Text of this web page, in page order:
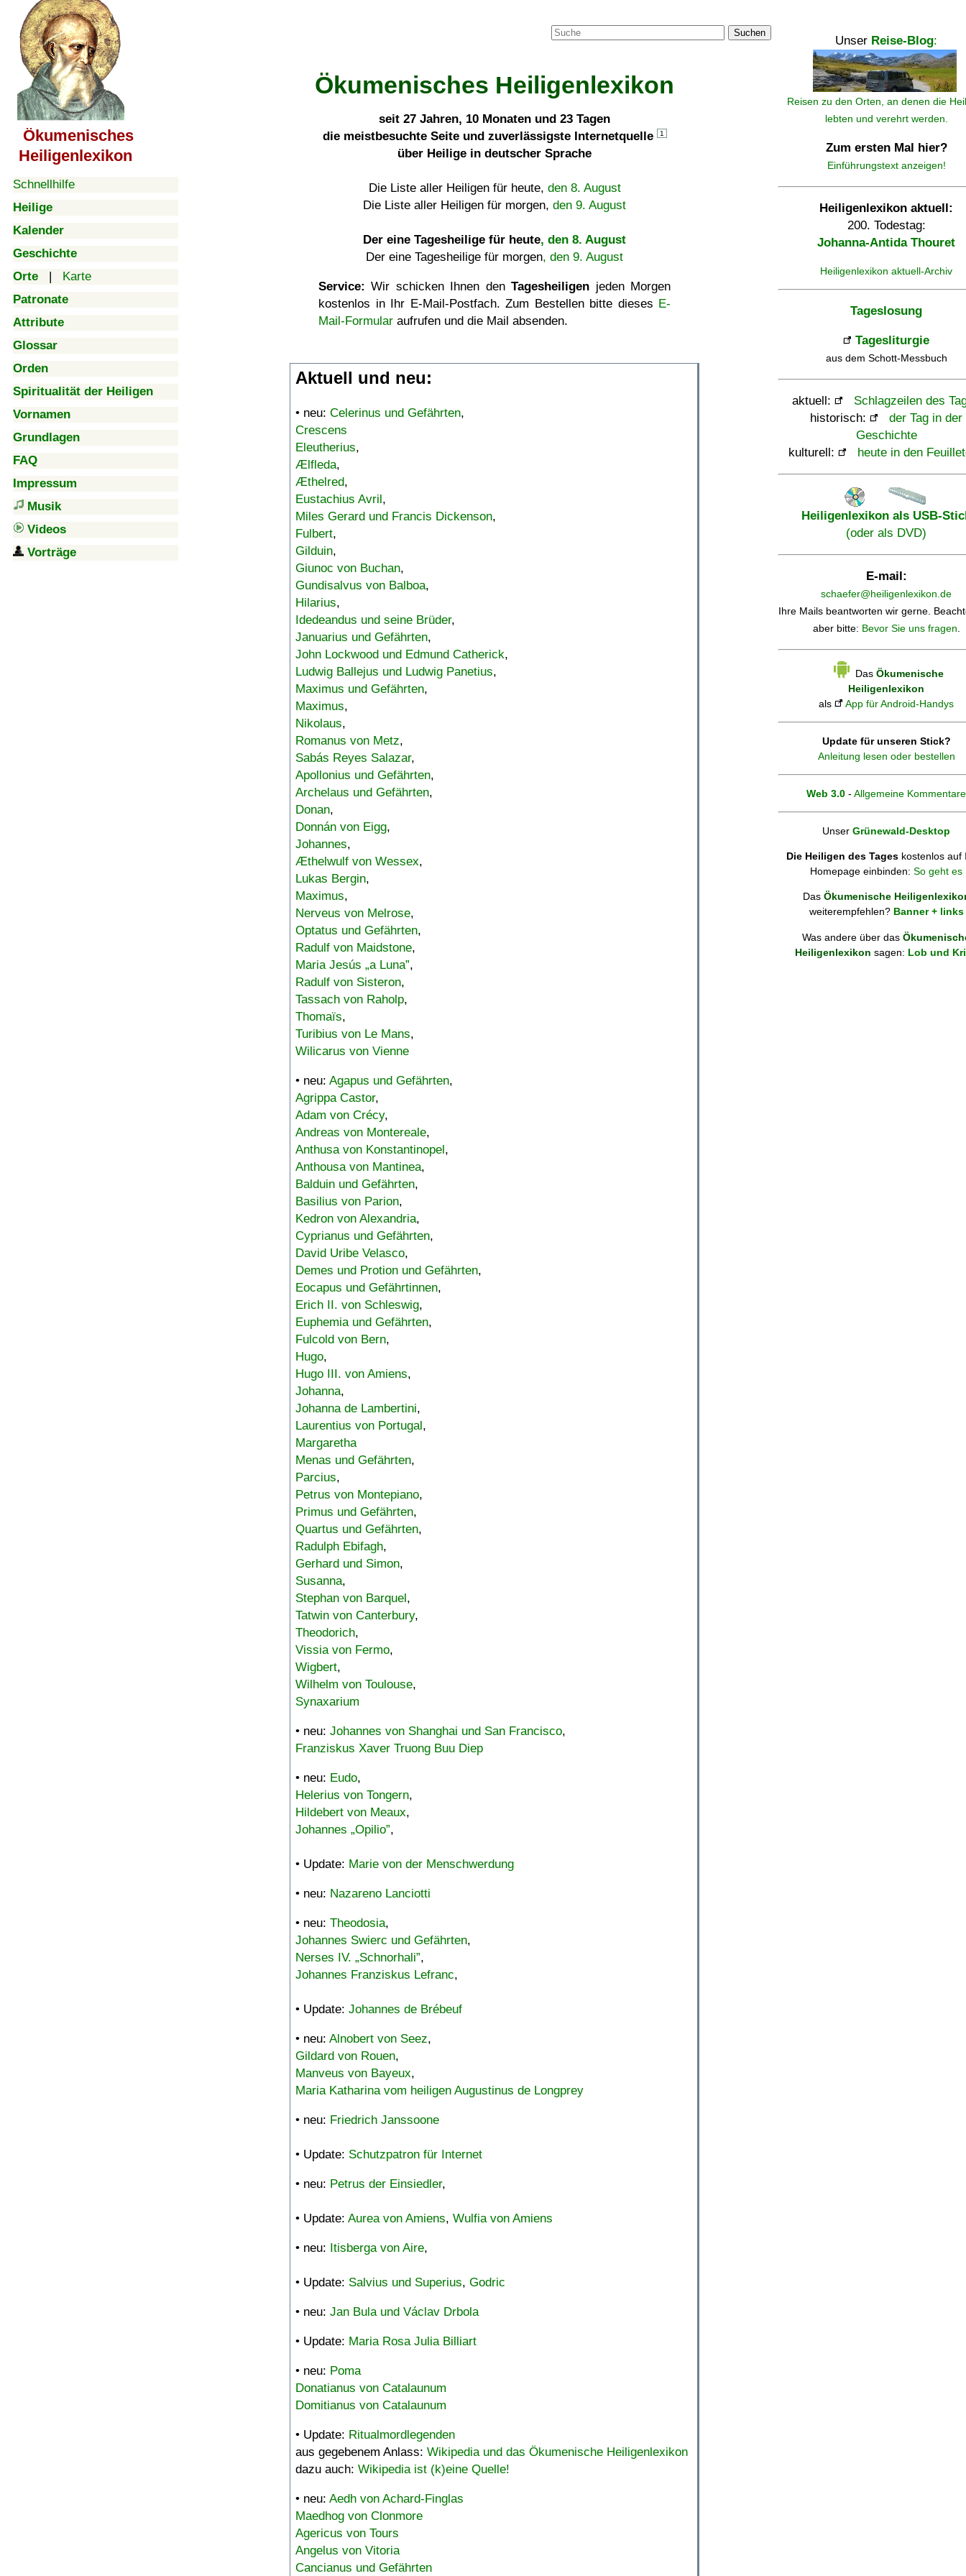
Ökumenisches
Heiligenlexikon
Schnellhilfe
Heilige
Kalender
Geschichte
Orte | Karte
Patronate
Attribute
Glossar
Orden
Spiritualität der Heiligen
Vornamen
Grundlagen
FAQ
Impressum
Musik
Videos
Vorträge
Suchen
Ökumenisches Heiligenlexikon
seit 27 Jahren, 10 Monaten und 23 Tagen
die meistbesuchte Seite und zuverlässigste Internetquelle
1
über Heilige in deutscher Sprache
Die Liste aller Heiligen für heute, den 8. August
Die Liste aller Heiligen für morgen, den 9. August
Der eine Tagesheilige für heute, den 8. August
Der eine Tagesheilige für morgen, den 9. August
Service: Wir schicken Ihnen denTagesheiligen jeden Morgen
kostenlos in Ihr E-Mail-Postfach. Zum Bestellen bitte dieses E-
Mail-Formular aufrufen und die Mail absenden.
Aktuell und neu:
• neu: Celerinus und Gefährten,
Crescens
Eleutherius,
Ælfleda,
Æthelred,
Eustachius Avril,
Miles Gerard und Francis Dickenson,
Fulbert,
Gilduin,
Giunoc von Buchan,
Gundisalvus von Balboa,
Hilarius,
Idedeandus und seine Brüder,
Januarius und Gefährten,
John Lockwood und Edmund Catherick,
Ludwig Ballejus und Ludwig Panetius,
Maximus und Gefährten,
Maximus,
Nikolaus,
Romanus von Metz,
Sabás Reyes Salazar,
Apollonius und Gefährten,
Archelaus und Gefährten,
Donan,
Donnán von Eigg,
Johannes,
Æthelwulf von Wessex,
Lukas Bergin,
Maximus,
Nerveus von Melrose,
Optatus und Gefährten,
Radulf von Maidstone,
Maria Jesús „a Luna”,
Radulf von Sisteron,
Tassach von Raholp,
Thomaïs,
Turibius von Le Mans,
Wilicarus von Vienne
• neu: Agapus und Gefährten,
Agrippa Castor,
Adam von Crécy,
Andreas von Montereale,
Anthusa von Konstantinopel,
Anthousa von Mantinea,
Balduin und Gefährten,
Basilius von Parion,
Kedron von Alexandria,
Cyprianus und Gefährten,
David Uribe Velasco,
Demes und Protion und Gefährten,
Eocapus und Gefährtinnen,
Erich II. von Schleswig,
Euphemia und Gefährten,
Fulcold von Bern,
Hugo,
Hugo III. von Amiens,
Johanna,
Johanna de Lambertini,
Laurentius von Portugal,
Margaretha
Menas und Gefährten,
Parcius,
Petrus von Montepiano,
Primus und Gefährten,
Quartus und Gefährten,
Radulph Ebifagh,
Gerhard und Simon,
Susanna,
Stephan von Barquel,
Tatwin von Canterbury,
Theodorich,
Vissia von Fermo,
Wigbert,
Wilhelm von Toulouse,
Synaxarium
• neu: Johannes von Shanghai und San Francisco,
Franziskus Xaver Truong Buu Diep
• neu: Eudo,
Helerius von Tongern,
Hildebert von Meaux,
Johannes „Opilio”,
• Update: Marie von der Menschwerdung
• neu: Nazareno Lanciotti
• neu: Theodosia,
Johannes Swierc und Gefährten,
Nerses IV. „Schnorhali”,
Johannes Franziskus Lefranc,
• Update: Johannes de Brébeuf
• neu: Alnobert von Seez,
Gildard von Rouen,
Manveus von Bayeux,
Maria Katharina vom heiligen Augustinus de Longprey
• neu: Friedrich Janssoone
• Update: Schutzpatron für Internet
• neu: Petrus der Einsiedler,
• Update: Aurea von Amiens, Wulfia von Amiens
• neu: Itisberga von Aire,
• Update: Salvius und Superius, Godric
• neu: Jan Bula und Václav Drbola
• Update: Maria Rosa Julia Billiart
• neu: Poma
Donatianus von Catalaunum
Domitianus von Catalaunum
• Update: Ritualmordlegenden
aus gegebenem Anlass: Wikipedia und das Ökumenische Heiligenlexikon
dazu auch: Wikipedia ist (k)eine Quelle!
• neu: Aedh von Achard-Finglas
Maedhog von Clonmore
Agericus von Tours
Angelus von Vitoria
Cancianus und Gefährten
Unser Reise-Blog:
Reisen zu den Orten, an denen die
lebten und verehrt werden.
Zum ersten Mal hier?
Einführungstext anzeigen!
Heiligenlexikon aktuell:
200. Todestag:
Johanna-Antida Thouret
Heiligenlexikon aktuell-Archiv
Tageslosung
Tagesliturgie
aus dem Schott-Messbuch
aktuell:
Schlagzeilen des
historisch:
der Tag in der
Geschichte
kulturell:
heute in den
Heiligenlexikon als USB-
(oder als DVD)
E-mail:
schaefer@heiligenlexikon.de
Ihre Mails beantworten wir gerne.
aber bitte: Bevor Sie uns fragen.
Das Ökumenische
Heiligenlexikon
als
App für Android-Handys
Update für unseren Stick?
Anleitung lesen oder bestellen
Web 3.0 - Allgemeine Kommentare
Unser Grünewald-Desktop
Die Heiligen des Tages kostenlos auf
Homepage einbinden: So geht es
Das Ökumenische
weiterempfehlen? Banner + links
Was andere über das
Heiligenlexikon sagen: Lob und